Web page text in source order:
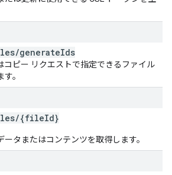
/generateIds
コピー リクエストで指定できるファイル
。
/{fileId}
ータまたはコンテンツを取得します。